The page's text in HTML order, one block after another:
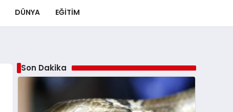
DÜNYA EĞITIM
Son Dakika